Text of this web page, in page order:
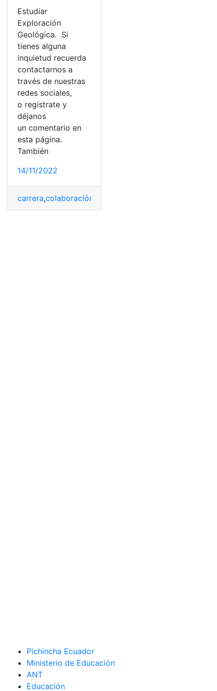
Estudiar
Exploración
Geológica. Si
tienes alguna
inquietud recuerda
contactarnos a
través de nuestras
redes sociales,
o regístrate y
déjanos
un comentario en
esta página.
También
14/11/2022
carrera,colaboración
Pichincha Ecuador
Ministerio de Educación
ANT
Educación